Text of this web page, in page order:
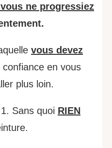
ne progressiez
vous devez
confiance en vous
plus loin.
Sans quoi RIEN